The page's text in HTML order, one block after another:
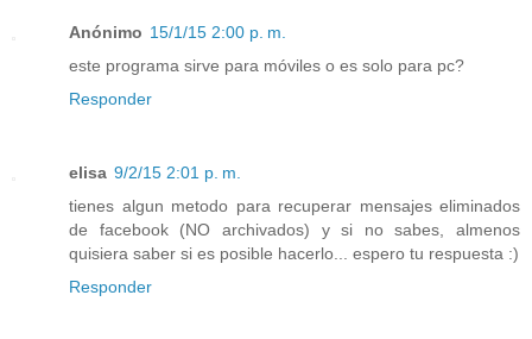
Anónimo 15/1/15 2:00 p. m.
este programa sirve para móviles o es solo para pc?
Responder
elisa 9/2/15 2:01 p. m.
tienes algun metodo para recuperar mensajes eliminados
de facebook (NO archivados) y si no sabes, almenos
quisiera saber si es posible hacerlo... espero tu respuesta :)
Responder